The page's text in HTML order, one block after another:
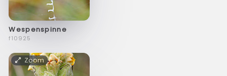
Wespenspinne
f10925
Zoom